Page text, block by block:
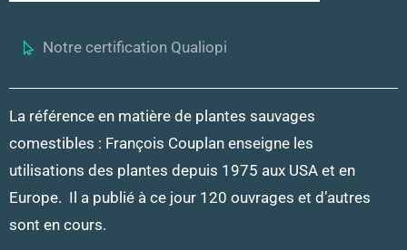
Notre certification Qualiopi
La référence en matière de plantes sauvages
comestibles : François Couplan enseigne les
utilisations des plantes depuis 1975 aux USA et en
Europe. Il a publié à ce jour 120 ouvrages et d’autres
sont en cours.